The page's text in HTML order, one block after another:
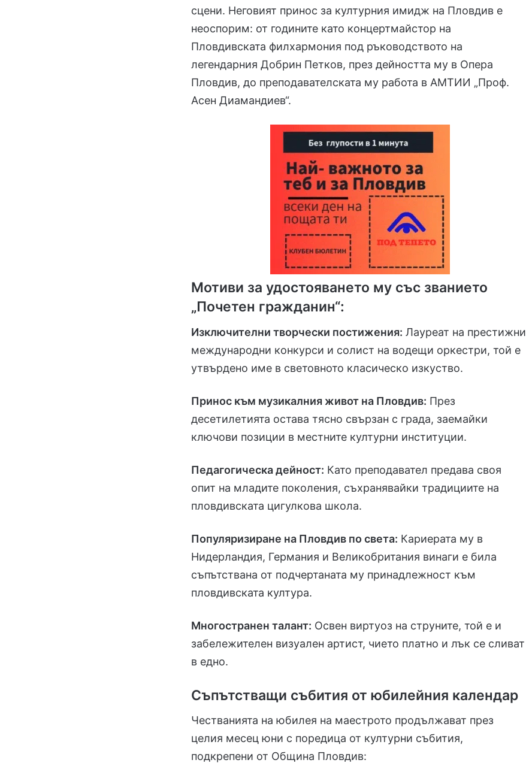
сцени. Неговият принос за културния имидж на Пловдив е
неоспорим: от годините като концертмайстор на
Пловдивската филхармония под ръководството на
легендарния Добрин Петков, през дейността му в Опера
Пловдив, до преподавателската му работа в АМТИИ „Проф.
Асен Диамандиев“.
Мотиви за удостояването му със званието
„Почетен гражданин“:
Изключителни творчески постижения: Лауреат на престижни
международни конкурси и солист на водещи оркестри, той е
утвърдено име в световното класическо изкуство.
Принос към музикалния живот на Пловдив: През
десетилетията остава тясно свързан с града, заемайки
ключови позиции в местните културни институции.
Педагогическа дейност: Като преподавател предава своя
опит на младите поколения, съхранявайки традициите на
пловдивската цигулкова школа.
Популяризиране на Пловдив по света: Кариерата му в
Нидерландия, Германия и Великобритания винаги е била
съпътствана от подчертаната му принадлежност към
пловдивската култура.
Многостранен талант: Освен виртуоз на струните, той е и
забележителен визуален артист, чието платно и лък се сливат
в едно.
Съпътстващи събития от юбилейния календар
Честванията на юбилея на маестрото продължават през
целия месец юни с поредица от културни събития,
подкрепени от Община Пловдив: